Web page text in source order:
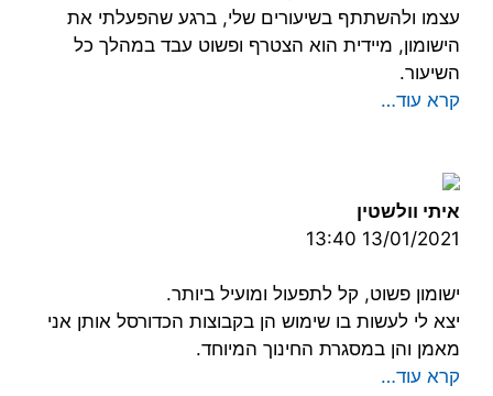
עצמו ולהשתתף בשיעורים שלי, ברגע שהפעלתי את
הישומון, מיידית הוא הצטרף ופשוט עבד במהלך כל
השיעור.
קרא עוד…
איתי וולשטין
13/01/2021 13:40
ישומון פשוט, קל לתפעול ומועיל ביותר.
יצא לי לעשות בו שימוש הן בקבוצות הכדורסל אותן אני
מאמן והן במסגרת החינוך המיוחד.
קרא עוד…